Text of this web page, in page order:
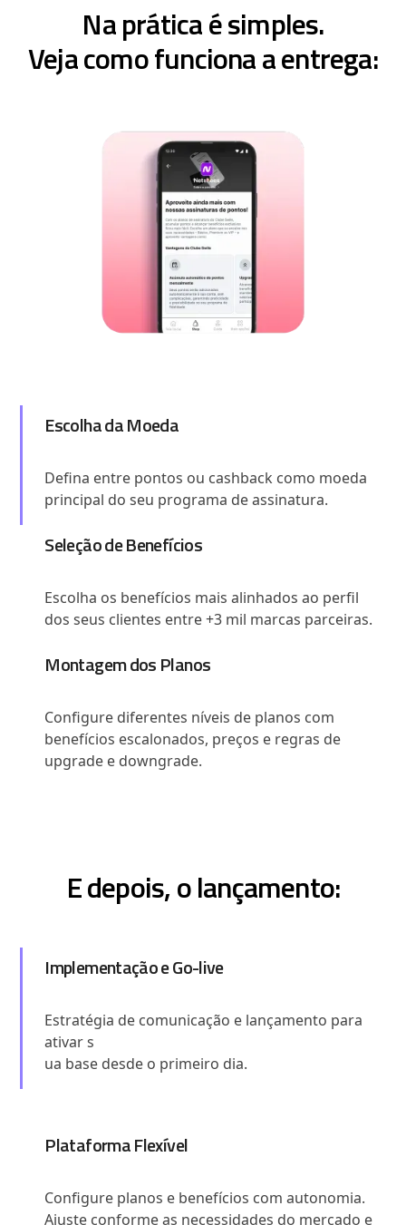
Na prática é simples.
Veja como funciona a entrega:
Escolha da Moeda
Defina entre pontos ou cashback como moeda
principal do seu programa de assinatura.
Seleção de Benefícios
Escolha os benefícios mais alinhados ao perfil
dos seus clientes entre +3 mil marcas parceiras.
Montagem dos Planos
Configure diferentes níveis de planos com
benefícios escalonados, preços e regras de
upgrade e downgrade.
E depois, o lançamento:
Implementação e Go-live
Estratégia de comunicação e lançamento para
ativar s
ua base desde o primeiro dia.
Plataforma Flexível
Configure planos e benefícios com autonomia.
Ajuste conforme as necessidades do mercado e